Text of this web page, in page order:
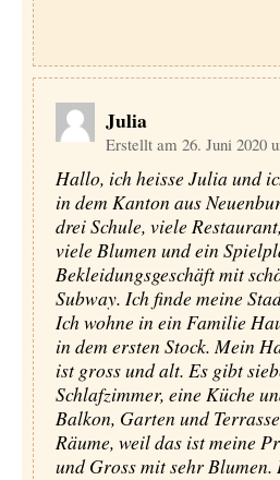
Julia
Erstellt am 26. Juni 2020
Hallo, ich heisse Julia und
in dem Kanton aus
drei Schule, viele
viele Blumen und ein
Bekleidungsgeschäft mit
Subway. Ich finde meine
Ich wohne in ein Familie
in dem ersten Stock. Mein
ist gross und alt. Es gibt
Schlafzimmer, eine Küche
Balkon, Garten und
Räume, weil das ist meine
und Gross mit sehr